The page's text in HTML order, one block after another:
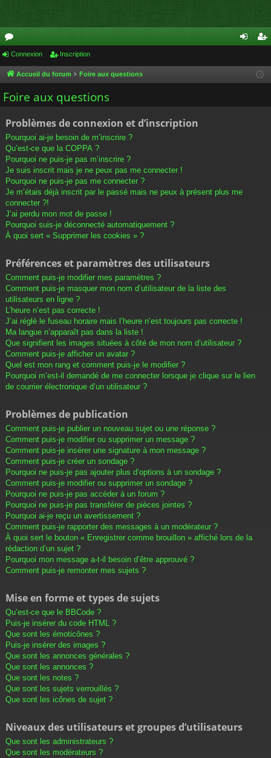
or
u
m
cri
Connexion Inscription
Accueil du forum Foire aux questions
Foire aux questions
Problèmes de connexion et d’inscription
Pourquoi ai-je besoin de m’inscrire ?
Qu’est-ce que la COPPA ?
Pourquoi ne puis-je pas m’inscrire ?
Je suis inscrit mais je ne peux pas me connecter !
Pourquoi ne puis-je pas me connecter ?
Je m’étais déjà inscrit par le passé mais ne peux à présent plus me
connecter ?!
J’ai perdu mon mot de passe !
Pourquoi suis-je déconnecté automatiquement ?
À quoi sert « Supprimer les cookies » ?
Préférences et paramètres des utilisateurs
Comment puis-je modifier mes paramètres ?
Comment puis-je masquer mon nom d’utilisateur de la liste des
utilisateurs en ligne ?
L’heure n’est pas correcte !
J’ai réglé le fuseau horaire mais l’heure n’est toujours pas correcte !
Ma langue n’apparaît pas dans la liste !
Que signifient les images situées à côté de mon nom d’utilisateur ?
Comment puis-je afficher un avatar ?
Quel est mon rang et comment puis-je le modifier ?
Pourquoi m’est-il demandé de me connecter lorsque je clique sur le lien
de courrier électronique d’un utilisateur ?
Problèmes de publication
Comment puis-je publier un nouveau sujet ou une réponse ?
Comment puis-je modifier ou supprimer un message ?
Comment puis-je insérer une signature à mon message ?
Comment puis-je créer un sondage ?
Pourquoi ne puis-je pas ajouter plus d’options à un sondage ?
Comment puis-je modifier ou supprimer un sondage ?
Pourquoi ne puis-je pas accéder à un forum ?
Pourquoi ne puis-je pas transférer de pièces jointes ?
Pourquoi ai-je reçu un avertissement ?
Comment puis-je rapporter des messages à un modérateur ?
À quoi sert le bouton « Enregistrer comme brouillon » affiché lors de la
rédaction d’un sujet ?
Pourquoi mon message a-t-il besoin d’être approuvé ?
Comment puis-je remonter mes sujets ?
Mise en forme et types de sujets
Qu’est-ce que le BBCode ?
Puis-je insérer du code HTML ?
Que sont les émoticônes ?
Puis-je insérer des images ?
Que sont les annonces générales ?
Que sont les annonces ?
Que sont les notes ?
Que sont les sujets verrouillés ?
Que sont les icônes de sujet ?
Niveaux des utilisateurs et groupes d’utilisateurs
Que sont les administrateurs ?
Que sont les modérateurs ?